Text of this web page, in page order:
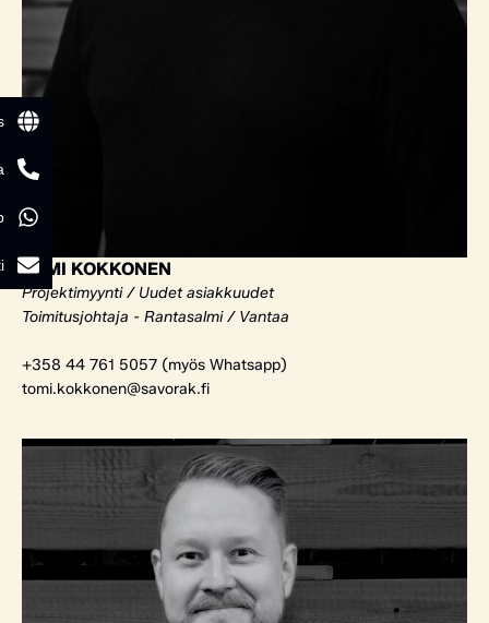
TOMI KOKKONEN
Projektimyynti / Uudet asiakkuudet
Toimitusjohtaja - Rantasalmi / Vantaa
+358 44 761 5057 (myös Whatsapp)
tomi.kokkonen@savorak.fi